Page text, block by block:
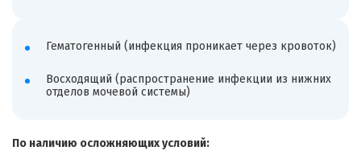
Гематогенный (инфекция проникает через кровоток)
Восходящий (распространение инфекции из нижних
отделов мочевой системы)
По наличию осложняющих условий: